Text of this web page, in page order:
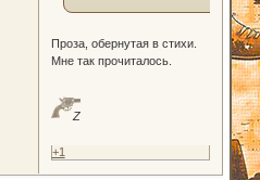
Проза, обернутая в стихи.
Мне так прочиталось.
Z
+1